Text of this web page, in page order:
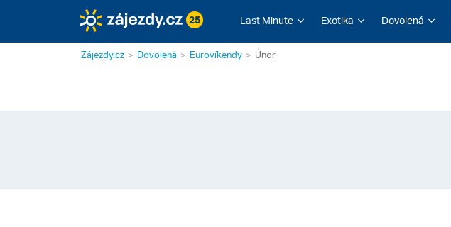
25 Last Minute Exotika Dovolená
Zájezdy.cz Dovolená Eurovíkendy Únor